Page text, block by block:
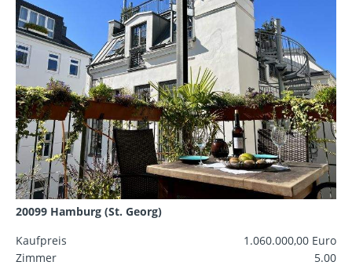
20099 Hamburg (St. Georg)
Kaufpreis
1.060.000,00 Euro
Zimmer
5.00